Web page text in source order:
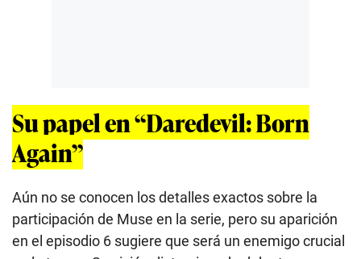
Su papel en “Daredevil: Born
Again”
Aún no se conocen los detalles exactos sobre la
participación de Muse en la serie, pero su aparición
en el episodio 6 sugiere que será un enemigo crucial